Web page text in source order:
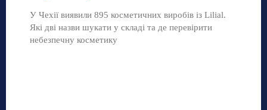
У Чехії виявили 895 косметичних виробів із Lilial.
Які дві назви шукати у складі та де перевірити
небезпечну косметику